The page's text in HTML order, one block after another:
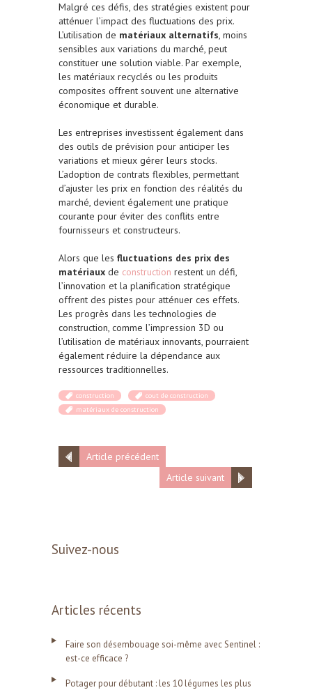
Malgré ces défis, des stratégies existent pour
atténuer l’impact des fluctuations des prix.
L’utilisation de matériaux alternatifs, moins
sensibles aux variations du marché, peut
constituer une solution viable. Par exemple,
les matériaux recyclés ou les produits
composites offrent souvent une alternative
économique et durable.
Les entreprises investissent également dans
des outils de prévision pour anticiper les
variations et mieux gérer leurs stocks.
L’adoption de contrats flexibles, permettant
d’ajuster les prix en fonction des réalités du
marché, devient également une pratique
courante pour éviter des conflits entre
fournisseurs et constructeurs.
Alors que les fluctuations des prix des
matériaux de construction restent un défi,
l’innovation et la planification stratégique
offrent des pistes pour atténuer ces effets.
Les progrès dans les technologies de
construction, comme l’impression 3D ou
l’utilisation de matériaux innovants, pourraient
également réduire la dépendance aux
ressources traditionnelles.
construction
cout de construction
matériaux de construction
Article précédent
Article suivant
Suivez-nous
Articles récents
Faire son désembouage soi-même avec Sentinel :
est-ce efficace ?
Potager pour débutant : les 10 légumes les plus